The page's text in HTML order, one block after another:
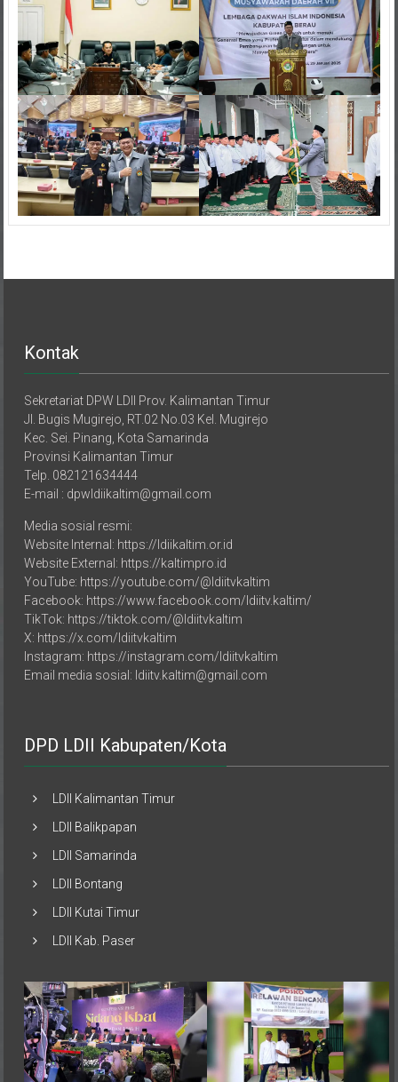
Kontak
Sekretariat DPW LDII Prov. Kalimantan Timur
Jl. Bugis Mugirejo, RT.02 No.03 Kel. Mugirejo
Kec. Sei. Pinang, Kota Samarinda
Provinsi Kalimantan Timur
Telp. 082121634444
Media sosial resmi:
Website Internal: https://ldiikaltim.or.id
Website External: https://kaltimpro.id
YouTube: https://youtube.com/@ldiitvkaltim
Facebook: https://www.facebook.com/ldiitv.kaltim/
TikTok: https://tiktok.com/@ldiitvkaltim
X: https://x.com/ldiitvkaltim
Instagram: https://instagram.com/ldiitvkaltim
DPD LDII Kabupaten/Kota